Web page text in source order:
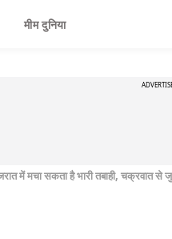
मीम दुनिया
में मचा सकता है भारी तबाही, चक्रवात से